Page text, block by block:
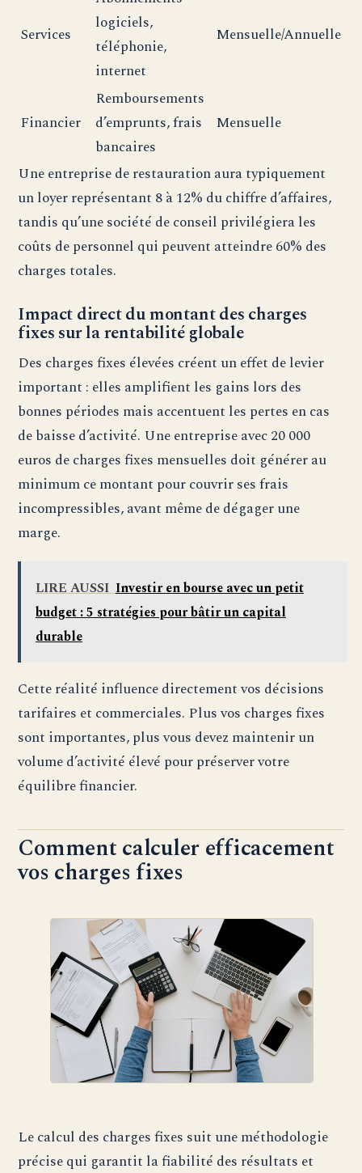
Services
logiciels,
téléphonie,
internet
Mensuelle/Annuelle
Financier
Remboursements
d’emprunts, frais
bancaires
Mensuelle
Une entreprise de restauration aura typiquement
un loyer représentant 8 à 12% du chiffre d’affaires,
tandis qu’une société de conseil privilégiera les
coûts de personnel qui peuvent atteindre 60% des
charges totales.
Impact direct du montant des charges
fixes sur la rentabilité globale
Des charges fixes élevées créent un effet de levier
important : elles amplifient les gains lors des
bonnes périodes mais accentuent les pertes en cas
de baisse d’activité. Une entreprise avec 20 000
euros de charges fixes mensuelles doit générer au
minimum ce montant pour couvrir ses frais
incompressibles, avant même de dégager une
marge.
LIRE AUSSI Investir en bourse avec un petit
budget : 5 stratégies pour bâtir un capital
durable
Cette réalité influence directement vos décisions
tarifaires et commerciales. Plus vos charges fixes
sont importantes, plus vous devez maintenir un
volume d’activité élevé pour préserver votre
équilibre financier.
Comment calculer efficacement
vos charges fixes
Le calcul des charges fixes suit une méthodologie
précise qui garantit la fiabilité des résultats et